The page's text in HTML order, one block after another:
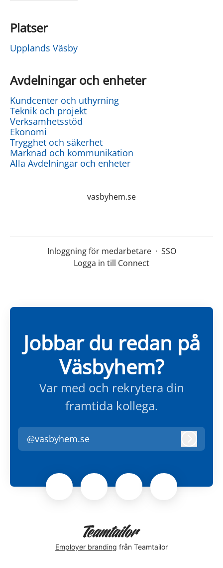
Platser
Upplands Väsby
Avdelningar och enheter
Kundcenter och uthyrning
Teknik och projekt
Verksamhetsstöd
Ekonomi
Trygghet och säkerhet
Marknad och kommunikation
Alla Avdelningar och enheter
vasbyhem.se
Inloggning för medarbetare · SSO
Logga in till Connect
Jobbar du redan på
Väsbyhem?
Var med och rekrytera din
framtida kollega.
@vasbyhem.se
Employer branding från Teamtailor